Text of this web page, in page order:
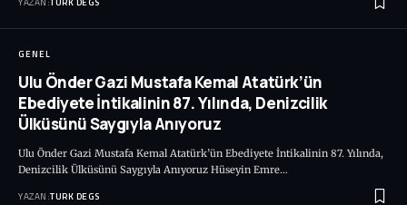
GENEL
Ulu Önder Gazi Mustafa Kemal Atatürk’ün
Ebediyete İntikalinin 87. Yılında, Denizcilik
Ülküsünü Saygıyla Anıyoruz
Ulu Önder Gazi Mustafa Kemal Atatürk’ün Ebediyete İntikalinin 87. Yılında,
Denizcilik Ülküsünü Saygıyla Anıyoruz Hüseyin Emre…
YAZAN:TURK DEGS